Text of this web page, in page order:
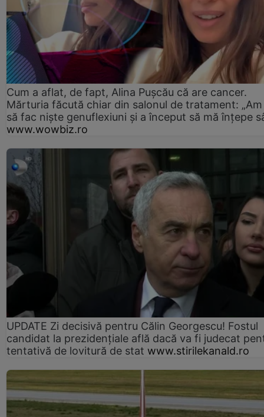
Cum a aflat, de fapt, Alina Pușcău că are cancer.
Mărturia făcută chiar din salonul de tratament:
să fac niște genuflexiuni și a început să mă înțepe
www.wowbiz.ro
UPDATE Zi decisivă pentru Călin Georgescu! Fostul
candidat la prezidențiale află dacă va fi judecat
tentativă de lovitură de stat www.stirilekanald.ro